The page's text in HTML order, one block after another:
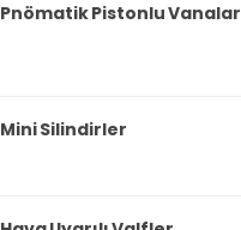
Pnömatik Pistonlu Vanalar
Mini Silindirler